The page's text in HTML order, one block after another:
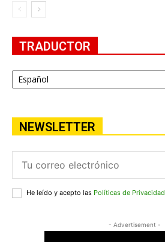
TRADUCTOR
NEWSLETTER
He leído y acepto las Políticas de Privacidad
- Advertisement -